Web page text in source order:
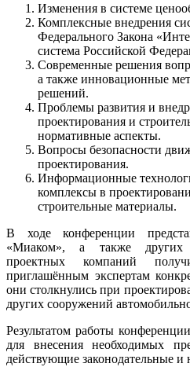
Изменения в системе
Комплексные внедрения
Федерального Закона
система Российской
Современные решения
а также инновационные
решений.
Проблемы развития и
проектирования и
нормативные аспекты.
Вопросы безопасности
проектирования.
Информационные
комплексы в
строительные материалы.
В ходе конференции
«Миаком», а также других
проектных компаний
приглашённым экспертам
они столкнулись при
других сооружений
Результатом работы
для внесения необходимых
действующие законодательные